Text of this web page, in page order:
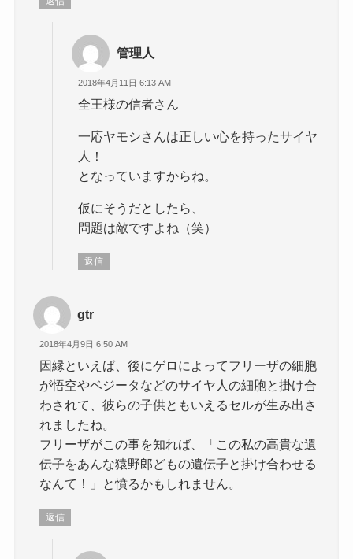
管理人
2018年4月11日 6:13 AM
全王様の信者さん
一応ヤモシさんは正しい心を持ったサイヤ
人！
となっていますからね。
仮にそうだとしたら、
問題は敵ですよね（笑）
返信
gtr
2018年4月9日 6:50 AM
因縁といえば、後にゲロによってフリーザの細胞
が悟空やベジータなどのサイヤ人の細胞と掛け合
わされて、彼らの子供ともいえるセルが生み出さ
れましたね。
フリーザがこの事を知れば、「この私の高貴な遺
伝子をあんな猿野郎どもの遺伝子と掛け合わせる
なんて！」と憤るかもしれません。
返信